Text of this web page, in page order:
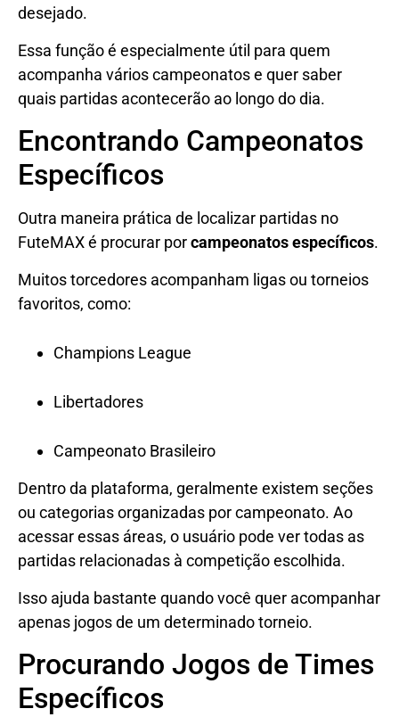
desejado.
Essa função é especialmente útil para quem
acompanha vários campeonatos e quer saber
quais partidas acontecerão ao longo do dia.
Encontrando Campeonatos
Específicos
Outra maneira prática de localizar partidas no
FuteMAX é procurar porcampeonatos específicos.
Muitos torcedores acompanham ligas ou torneios
favoritos, como:
Champions League
Libertadores
Campeonato Brasileiro
Dentro da plataforma, geralmente existem seções
ou categorias organizadas por campeonato. Ao
acessar essas áreas, o usuário pode ver todas as
partidas relacionadas à competição escolhida.
Isso ajuda bastante quando você quer acompanhar
apenas jogos de um determinado torneio.
Procurando Jogos de Times
Específicos